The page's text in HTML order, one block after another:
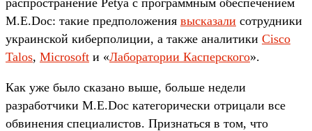
M.E.Doc: такие предположения высказали сотрудники
украинской киберполиции, а также аналитики Cisco
Talos, Microsoft и «Лаборатории Касперского».
Как уже было сказано выше, больше недели
разработчики M.E.Doc категорически отрицали все
обвинения специалистов. Признаться в том, что